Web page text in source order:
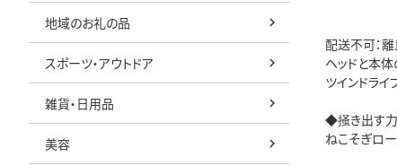
地域のお礼の品
スポーツ・アウトドア
雑貨・日用品
美容
配送不可：
ヘッドと本
ツインドラ
◆掻き出す
ねこそぎロ